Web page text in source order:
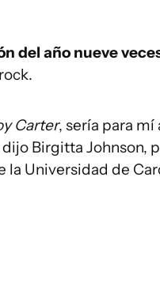
del año nueve
Carter, sería para mí
Birgitta Johnson,
la Universidad de